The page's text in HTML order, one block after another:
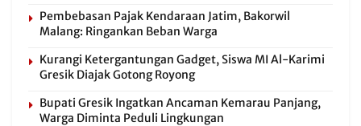
Pembebasan Pajak Kendaraan Jatim, Bakorwil
Malang: Ringankan Beban Warga
Kurangi Ketergantungan Gadget, Siswa MI Al-Karimi
Gresik Diajak Gotong Royong
Bupati Gresik Ingatkan Ancaman Kemarau Panjang,
Warga Diminta Peduli Lingkungan